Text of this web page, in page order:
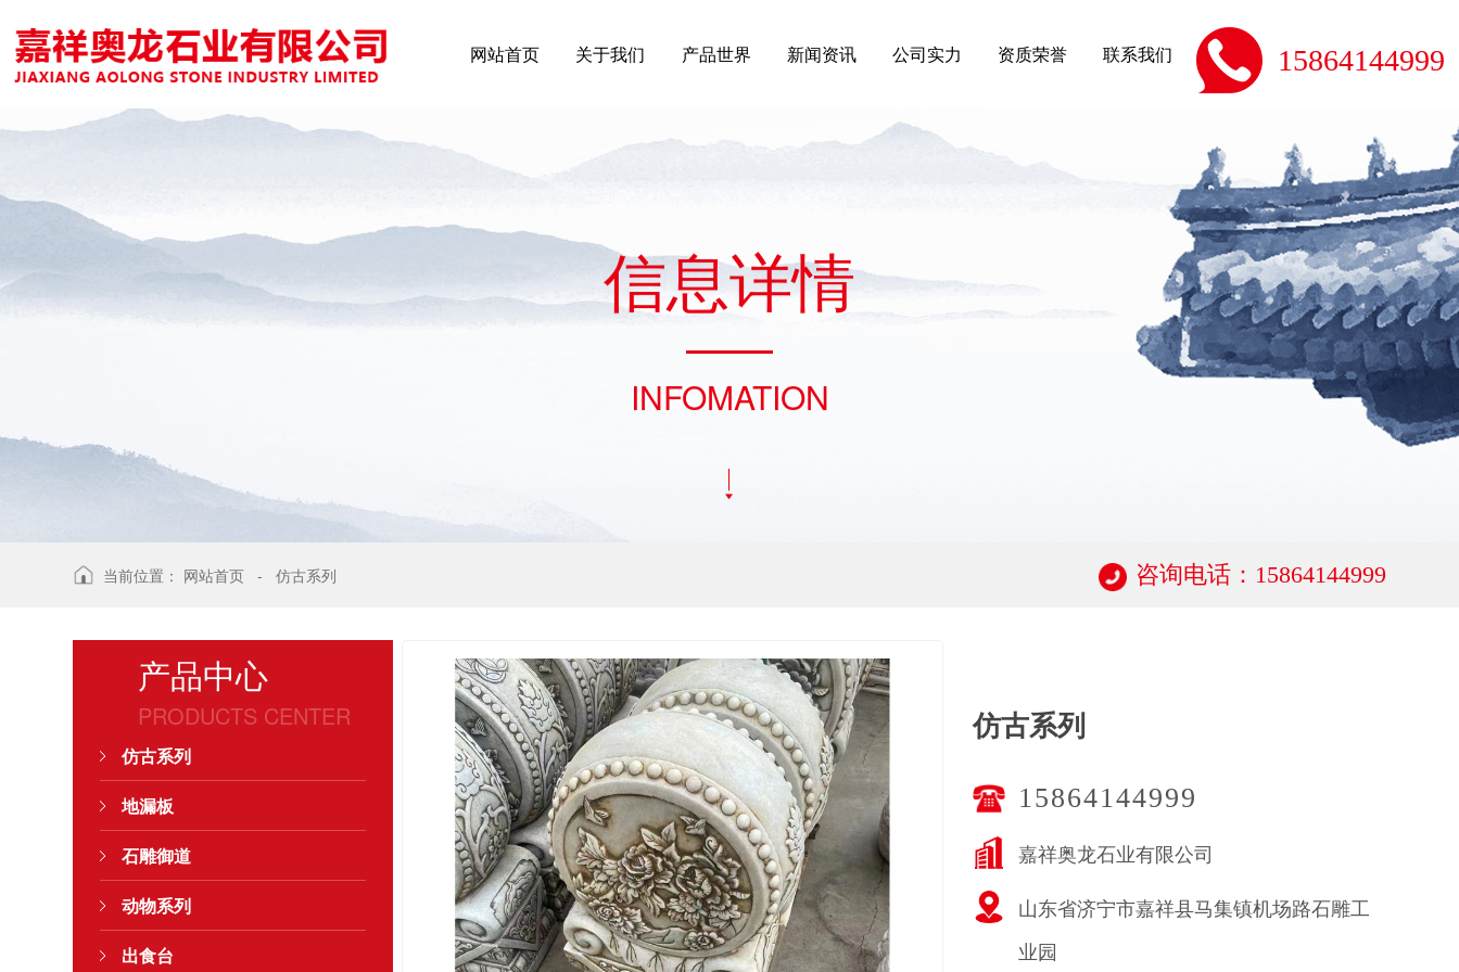
15864144999
网站首页 关于我们 产品世界 新闻资讯 公司实力 资质荣誉 联系我们
信息详情
INFOMATION
当前位置： 网站首页 -仿古系列 咨询电话：15864144999
产品中心
PRODUCTS CENTER
仿古系列
地漏板
石雕御道
动物系列
出食台
仿古系列
15864144999
嘉祥奥龙石业有限公司
山东省济宁市嘉祥县马集镇机场路石雕工
业园